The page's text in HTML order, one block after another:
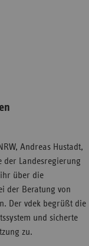
Andreas Hustadt,
der Landesregierung
über die
der Beratung von
Der vdek begrüßt die
und sicherte
zu.